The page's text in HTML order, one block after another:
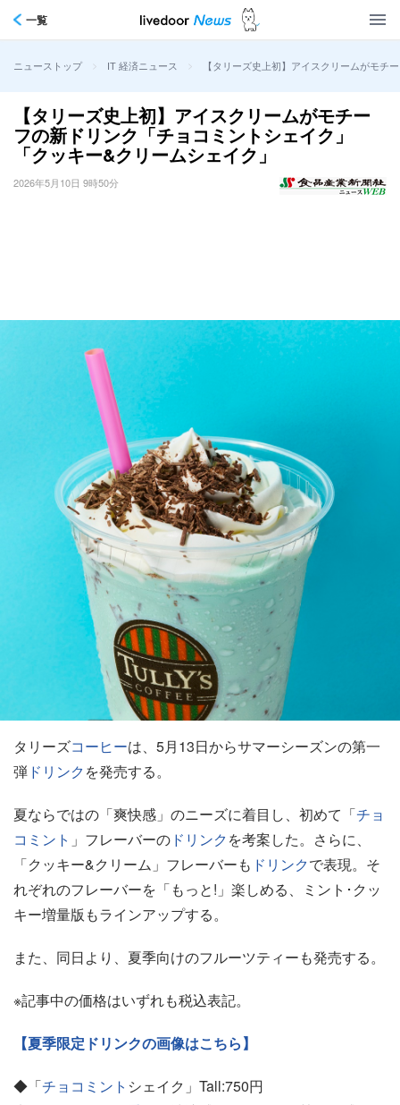
一覧
ニューストップ > IT 経済ニュース > 【タリーズ史上初】アイスクリームがモチ
【タリーズ史上初】アイスクリームがモチー
フの新ドリンク「チョコミントシェイク」
「クッキー&クリームシェイク」
2026年5月10日 9時50分
タリーズコーヒーは、5月13日からサマーシーズンの第一
弾 ドリンク を発売する。
夏ならではの「爽快感」のニーズに着目し、初めて「チョ
コミント 」フレーバーの ドリンク を考案した。さらに、
「クッキー&クリーム」フレーバーも ドリンクで表現。そ
れぞれのフレーバーを「もっと!」楽しめる、ミント･クッ
キー増量版もラインアップする。
また、同日より、夏季向けのフルーツティーも発売する。
※記事中の価格はいずれも税込表記。
【夏季限定ドリンクの画像はこちら】
◆「チョコミント シェイク」Tall:750円